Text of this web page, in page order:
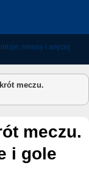
meczu.
i gole